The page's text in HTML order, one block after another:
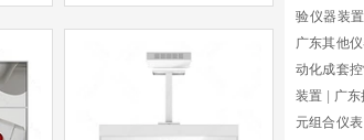
验仪器装置
广东其他
动化成套
装置
广
元组合仪表